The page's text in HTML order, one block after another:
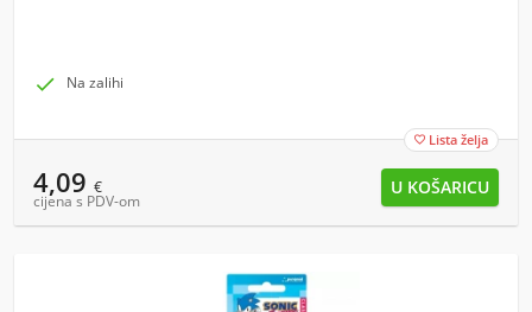
 Na zalihi
 Lista želja
4,09 €
cijena s PDV-om